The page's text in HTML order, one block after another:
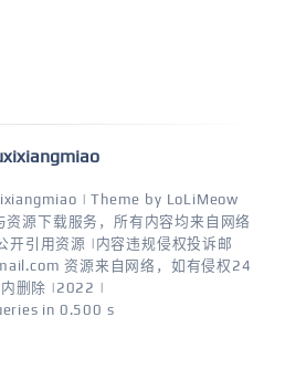
| Theme by LoLiMeow
源下载服务，所有内容均来自网络
开引用资源 |内容违规侵权投诉邮
资源来自网络，如有侵权24
删除 |2022 |
in 0.500 s